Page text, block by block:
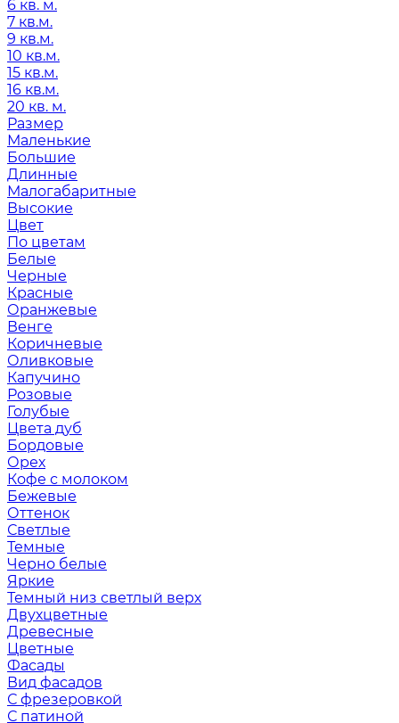
6 кв. м.
7 кв.м.
9 кв.м.
10 кв.м.
15 кв.м.
16 кв.м.
20 кв. м.
Размер
Маленькие
Большие
Длинные
Малогабаритные
Высокие
Цвет
По цветам
Белые
Черные
Красные
Оранжевые
Венге
Коричневые
Оливковые
Капучино
Розовые
Голубые
Цвета дуб
Бордовые
Орех
Кофе с молоком
Бежевые
Оттенок
Светлые
Темные
Черно белые
Яркие
Темный низ светлый верх
Двухцветные
Древесные
Цветные
Фасады
Вид фасадов
С фрезеровкой
С патиной